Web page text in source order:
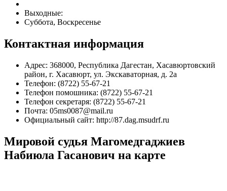
Выходные:
Суббота, Воскресенье
Контактная информация
Адрес: 368000, Республика Дагестан, Хасавюртовский
район, г. Хасавюрт, ул. Экскаваторная, д. 2а
Телефон: (8722) 55-67-21
Телефон помошника: (8722) 55-67-21
Телефон секретаря: (8722) 55-67-21
Почта: 05ms0087@mail.ru
Официальный сайт: http://87.dag.msudrf.ru
Мировой судья Магомедгаджиев
Набиюла Гасанович на карте